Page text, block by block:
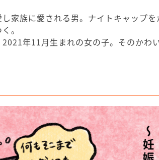
家族に愛される男。ナイトキャップを
。
年11月生まれの女の子。そのかわ